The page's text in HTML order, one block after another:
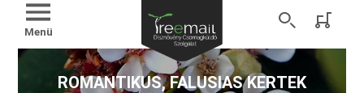
Menü
ROMANTIKUS, FALUSIAS KERTEK